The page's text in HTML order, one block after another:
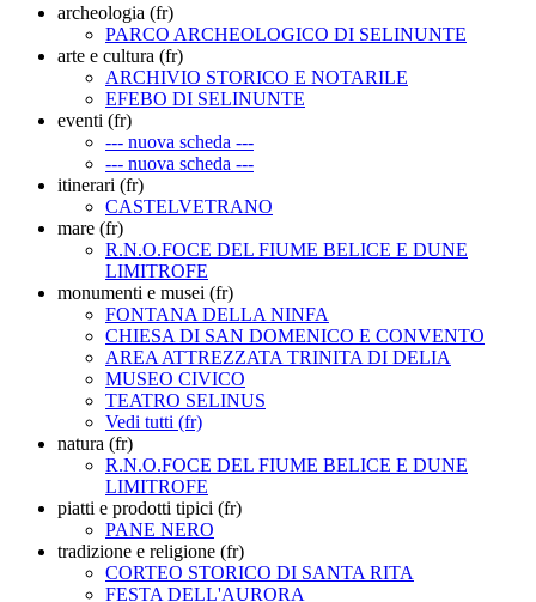
archeologia (fr)
PARCO ARCHEOLOGICO DI SELINUNTE
arte e cultura (fr)
ARCHIVIO STORICO E NOTARILE
EFEBO DI SELINUNTE
eventi (fr)
--- nuova scheda ---
--- nuova scheda ---
itinerari (fr)
CASTELVETRANO
mare (fr)
R.N.O.FOCE DEL FIUME BELICE E DUNE
LIMITROFE
monumenti e musei (fr)
FONTANA DELLA NINFA
CHIESA DI SAN DOMENICO E CONVENTO
AREA ATTREZZATA TRINITA DI DELIA
MUSEO CIVICO
TEATRO SELINUS
Vedi tutti (fr)
natura (fr)
R.N.O.FOCE DEL FIUME BELICE E DUNE
LIMITROFE
piatti e prodotti tipici (fr)
PANE NERO
tradizione e religione (fr)
CORTEO STORICO DI SANTA RITA
FESTA DELL'AURORA